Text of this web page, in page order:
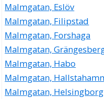
Malmgatan, Eslöv
Malmgatan, Filipstad
Malmgatan, Forshaga
Malmgatan,
Malmgatan, Habo
Malmgatan,
Malmgatan, Helsingborg